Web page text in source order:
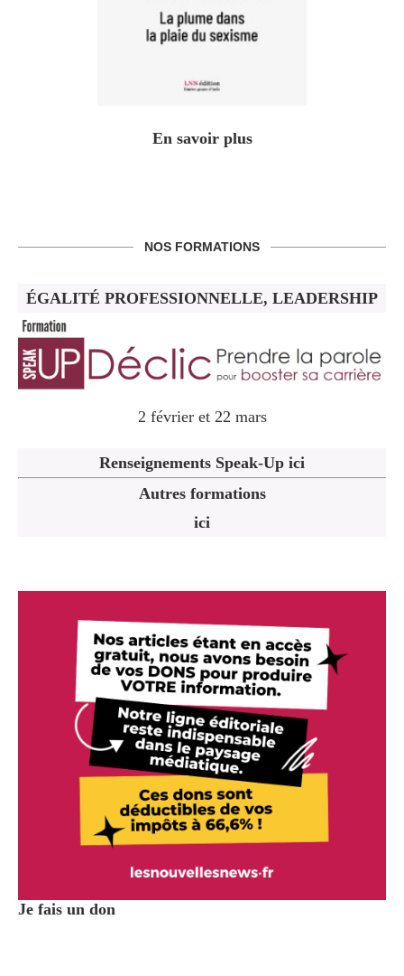
En savoir plus
NOS FORMATIONS
ÉGALITÉ PROFESSIONNELLE, LEADERSHIP
2 février et 22 mars
Renseignements Speak-Up ici
Autres formations
ici
Je fais un don